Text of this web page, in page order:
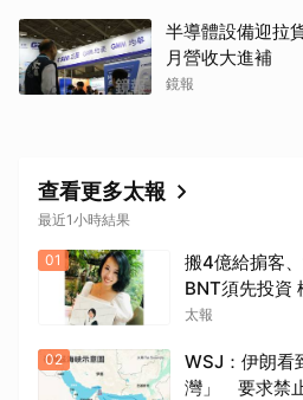
半導體設備迎拉
月營收大進補
鏡報
查看更多太報
最近1小時結果
01
搬4億給掮客
BNT須先投資
洗錢？
太報
02
WSJ：伊朗看
灣」 要求禁